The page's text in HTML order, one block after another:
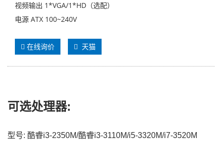
视频输出 1*VGA/1*HD（选配）
电源 ATX 100~240V
在线询价 天猫
可选处理器:
型号: 酷睿i3-2350M/酷睿i3-3110M/i5-3320M/i7-3520M